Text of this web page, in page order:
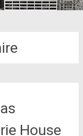
House